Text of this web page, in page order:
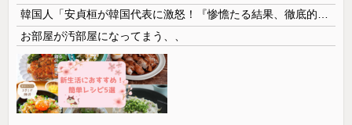
お部屋が汚部屋になってまう、、